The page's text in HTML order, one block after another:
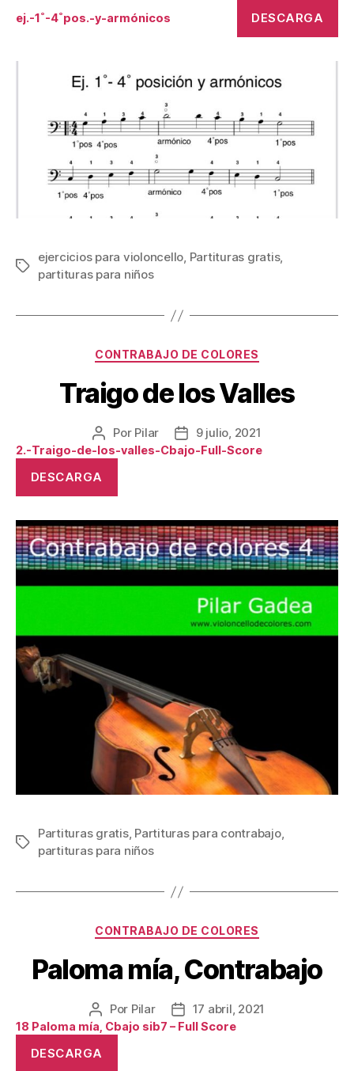
la
la
ej.-1˚-4˚pos.-y-armónicos DESCARGA
Etiquetas
ejercicios para violoncello, Partituras gratis,
partituras para niños
Categorías
CONTRABAJO DE COLORES
Traigo de los Valles
Autor
de
publicación
Por Pilar
Fecha
de
9 julio, 2021
2.-Traigo-de-los-valles-Cbajo-Full-Score
DESCARGA
Etiquetas
Partituras gratis, Partituras para contrabajo,
partituras para niños
Categorías
CONTRABAJO DE COLORES
Paloma mía, Contrabajo
Autor
de
publicación
Por Pilar
Fecha
de
17 abril, 2021
18 Paloma mía, Cbajo sib7 – Full Score
DESCARGA